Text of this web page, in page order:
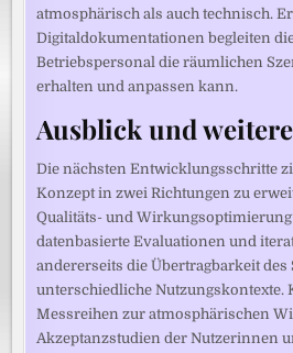
atmosphärisch als auch technisch.
Digitaldokumentationen begleiten
Betriebspersonal die räumlichen
erhalten und anpassen kann.
Ausblick und
Die nächsten Entwicklungsschritte
Konzept in zwei Richtungen zu
Qualitäts- und
datenbasierte Evaluationen und
andererseits die Übertragbarkeit des
unterschiedliche Nutzungskontexte.
Messreihen zur atmosphärischen
Akzeptanzstudien der Nutzerinnen